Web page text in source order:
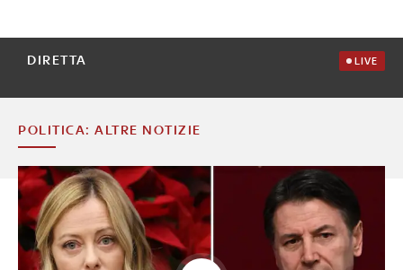
DIRETTA LIVE
POLITICA: ALTRE NOTIZIE